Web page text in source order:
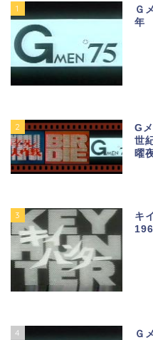
1
Ｇ
年
2
G
世
曜
3
キ
4
Ｇ